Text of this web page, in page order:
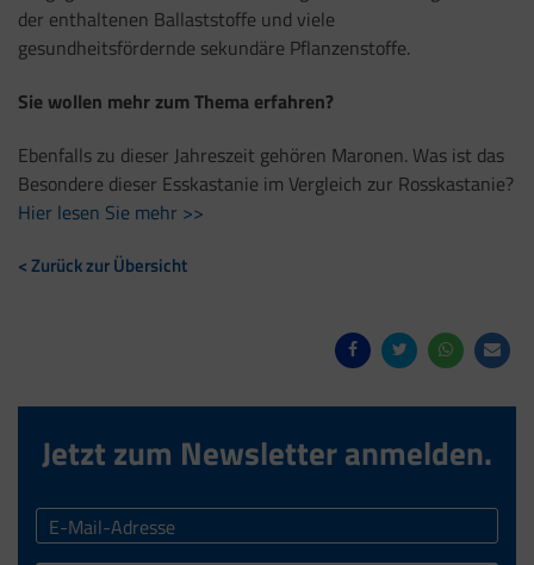
der enthaltenen Ballaststoffe und viele
gesundheitsfördernde sekundäre Pflanzenstoffe.
Sie wollen mehr zum Thema erfahren?
Ebenfalls zu dieser Jahreszeit gehören Maronen. Was ist das
Besondere dieser Esskastanie im Vergleich zur Rosskastanie?
Hier lesen Sie mehr >>
< Zurück zur Übersicht
Jetzt zum Newsletter anmelden.